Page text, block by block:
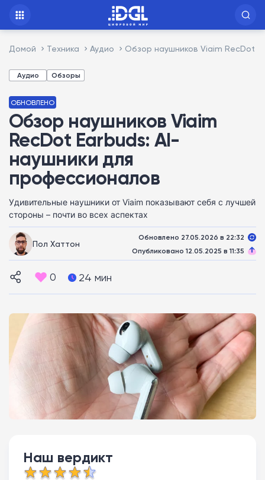
Домой Техника Аудио Обзор наушников Viaim RecDot
Аудио Обзоры
ОБНОВЛЕНО
Обзор наушников Viaim
RecDot Earbuds: AI-
наушники для
профессионалов
Удивительные наушники от Viaim показывают себя с лучшей
стороны – почти во всех аспектах
Пол Хаттон
Обновлено 27.05.2026 в 22:32
Опубликовано 12.05.2025 в 11:35
0 24 мин
Наш вердикт